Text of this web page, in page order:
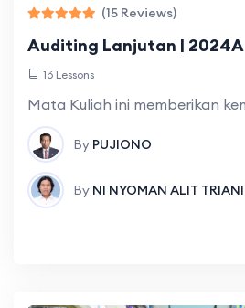
(15 Reviews)
Auditing Lanjutan | 2024A
16 Lessons
By PUJIONO
By NI NYOMAN ALIT TRIANI